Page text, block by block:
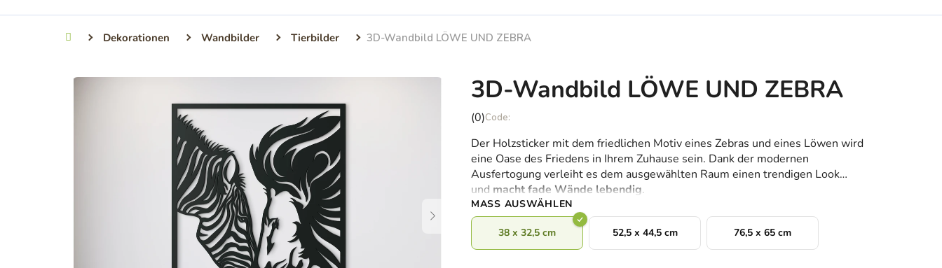
StartseiteDekorationen Wandbilder Tierbilder 3D-Wandbild LÖWE UND ZEBRA
3D-Wandbild LÖWE UND ZEBRA
Die
Produktbewertung
ist
0,0
von
5
Sternen.
(0)
Der Holzsticker mit dem friedlichen Motiv eines Zebras und eines Löwen wird
eine Oase des Friedens in Ihrem Zuhause sein. Dank der modernen
Ausfertogung verleiht es dem ausgewählten Raum einen trendigen Look
und macht fade Wände lebendig.
MASS AUSWÄHLEN
38 x 32,5 cm 52,5 x 44,5 cm 76,5 x 65 cm